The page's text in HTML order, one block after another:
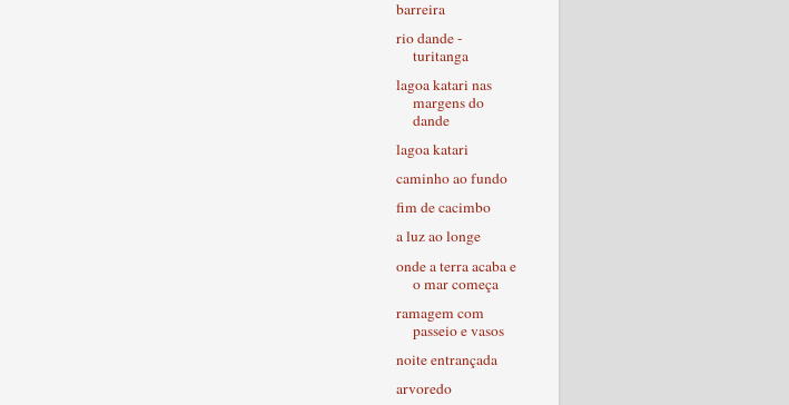
barreira
rio dande -
turitanga
lagoa katari nas
margens do
dande
lagoa katari
caminho ao fundo
fim de cacimbo
a luz ao longe
onde a terra acaba e
o mar começa
ramagem com
passeio e vasos
noite entrançada
arvoredo